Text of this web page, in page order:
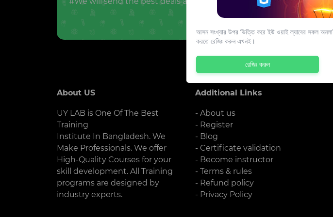
About US
UY LAB is One Of The Best
Training
Institute In Bangladesh. We
Make Professionals. We offer
High-Quality Courses for your
skill development. All Training
programs are designed by
industry experts.
Additional Links
- About us
- Register
- Blog
- Certificate validation
- Become instructor
- Terms & rules
- Refund policy
- Privacy Policy
আসন সংখ্যার উপর ভিত্তি করে ইউ ওয়াই ল্যাবের সকল
করতে রেজিঃ করুন এখনই।
রেজিঃ করুন